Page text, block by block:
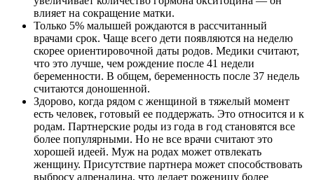
влияет на сокращение матки.
Только 5% малышей рождаются в рассчитанный
врачами срок. Чаще всего дети появляются на неделю
скорее ориентировочной даты родов. Медики считают,
что это лучше, чем рождение после 41 недели
беременности. В общем, беременность после 37 недель
считаются доношенной.
Здорово, когда рядом с женщиной в тяжелый момент
есть человек, готовый ее поддержать. Это относится и к
родам. Партнерские роды из года в год становятся все
более популярными. Но не все врачи считают это
хорошей идеей. Муж на родах может отвлекать
женщину. Присутствие партнера может способствовать
выбросу адреналина, что делает роженицу более